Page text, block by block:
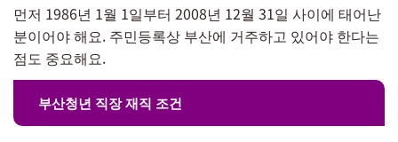
먼저 1986년 1월 1일부터 2008년 12월 31일 사이에 태어난
분이어야 해요. 주민등록상 부산에 거주하고 있어야 한다는
점도 중요해요.
부산청년 직장 재직 조건